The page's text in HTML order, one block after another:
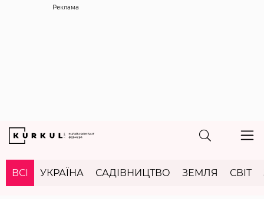
Реклама
ВСІ УКРАЇНА САДІВНИЦТВО ЗЕМЛЯ СВІТ